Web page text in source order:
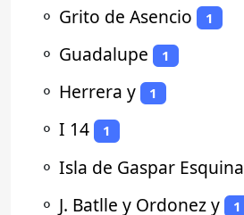
⚬ Grito de Asencio 1
⚬ Guadalupe 1
⚬ Herrera y 1
⚬ I 14 1
⚬ Isla de Gaspar Esquina
⚬ J. Batlle y Ordonez y 1